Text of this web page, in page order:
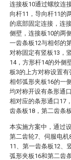
连接板10通过螺纹连
向杆11，导向杆11的
的底部固定连接，连
侧壁，连接板10的两
一齿条板12与相邻的
对称固定有竖板13，
14，方形杆14的外侧
板3的上方对称设置
相邻弧形夹板16的一
均对称开设有条形通
相对应的条形通口17
齿条板18，第二齿条
本实施方案中，通过
第二齿轮7、伺服电
11、第一齿条板12、
弧形夹板16和第二齿